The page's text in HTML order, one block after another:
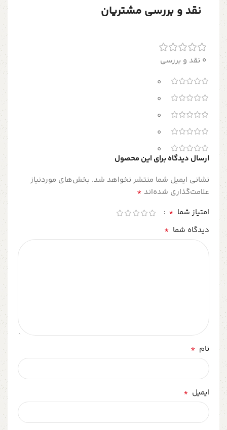
نقد و بررسی مشتریان
0 نقد و بررسی
0
0
0
0
0
ارسال دیدگاه برای این محصول
نشانی ایمیل شما منتشر نخواهد شد. بخش‌های موردنیاز
علامت‌گذاری شده‌اند *
امتیاز شما *
دیدگاه شما *
نام *
ایمیل *